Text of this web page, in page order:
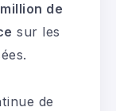
million de
sur les
de